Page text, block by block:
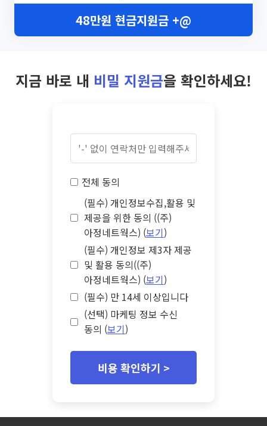
48만원 현금지원금 +@
지금 바로 내 비밀 지원금을 확인하세요!
전체 동의
(필수) 개인정보수집,활용 및
제공을 위한 동의 ((주)
아정네트웍스) (보기)
(필수) 개인정보 제3자 제공
및 활용 동의((주)
아정네트웍스) (보기)
(필수) 만 14세 이상입니다
(선택) 마케팅 정보 수신
동의 (보기)
비용 확인하기 >